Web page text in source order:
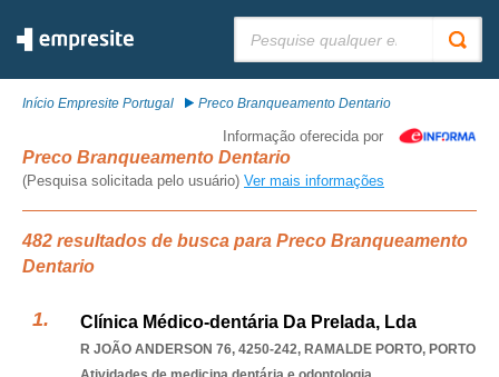
Início Empresite Portugal Preco Branqueamento Dentario
Informação oferecida por
Preco Branqueamento Dentario
(Pesquisa solicitada pelo usuário) Ver mais informações
482 resultados de busca para Preco Branqueamento
Dentario
Clínica Médico-dentária Da Prelada, Lda
R JOÃO ANDERSON 76, 4250-242, RAMALDE PORTO, PORTO